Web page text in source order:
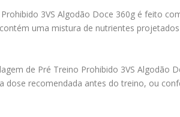
3VS Algodão Doce 360g é feito
uma mistura de nutrientes
de Pré Treino Prohibido 3VS Algodão
dose recomendada antes do treino, ou